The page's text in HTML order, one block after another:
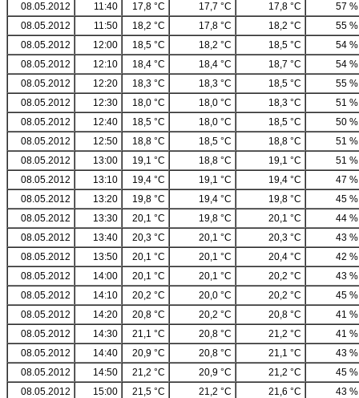
08.05.2012
11:40 17,8 °C 17,7 °C 17,8 °C
57 %
08.05.2012
11:50 18,2 °C 17,8 °C 18,2 °C
55 %
08.05.2012
12:00 18,5 °C 18,2 °C 18,5 °C
54 %
08.05.2012
12:10 18,4 °C 18,4 °C 18,7 °C
54 %
08.05.2012
12:20 18,3 °C 18,3 °C 18,5 °C
55 %
08.05.2012
12:30 18,0 °C 18,0 °C 18,3 °C
51 %
08.05.2012
12:40 18,5 °C 18,0 °C 18,5 °C
50 %
08.05.2012
12:50 18,8 °C 18,5 °C 18,8 °C
51 %
08.05.2012
13:00 19,1 °C 18,8 °C 19,1 °C
51 %
08.05.2012
13:10 19,4 °C 19,1 °C 19,4 °C
47 %
08.05.2012
13:20 19,8 °C 19,4 °C 19,8 °C
45 %
08.05.2012
13:30 20,1 °C 19,8 °C 20,1 °C
44 %
08.05.2012
13:40 20,3 °C 20,1 °C 20,3 °C
43 %
08.05.2012
13:50 20,1 °C 20,1 °C 20,4 °C
42 %
08.05.2012
14:00 20,1 °C 20,1 °C 20,2 °C
43 %
08.05.2012
14:10 20,2 °C 20,0 °C 20,2 °C
45 %
08.05.2012
14:20 20,8 °C 20,2 °C 20,8 °C
41 %
08.05.2012
14:30 21,1 °C 20,8 °C 21,2 °C
41 %
08.05.2012
14:40 20,9 °C 20,8 °C 21,1 °C
43 %
08.05.2012
14:50 21,2 °C 20,9 °C 21,2 °C
45 %
08.05.2012
15:00 21,5 °C 21,2 °C 21,6 °C
43 %